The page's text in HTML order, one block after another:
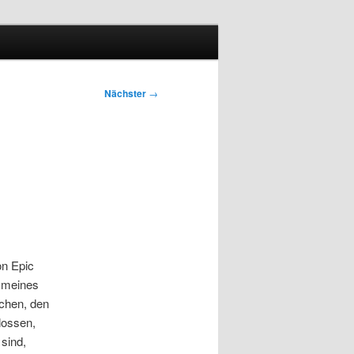
Nächster →
Epic
den